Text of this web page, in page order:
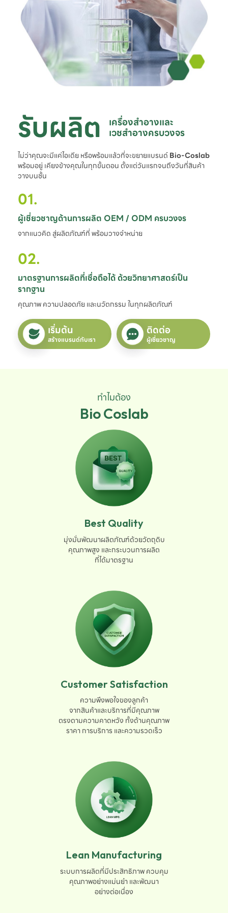
รับผลิต เครื่องสำอางและ
เวชสำอางครบวงจร
ไม่ว่าคุณจะมีแค่ไอเดีย หรือพร้อมแล้วที่จะขยายแบรนด์Bio-Coslab
พร้อมอยู่ เคียงข้างคุณในทุกขั้นตอน ตั้งแต่วันแรกจนถึงวันที่สินค้า
วางบนชั้น
01.
ผู้เชี่ยวชาญด้านการผลิต OEM / ODM ครบวงจร
จากแนวคิด สู่ผลิตภัณฑ์ที่ พร้อมวางจำหน่าย
02.
มาตรฐานการผลิตที่เชื่อถือได้ ด้วยวิทยาศาสตร์เป็น
รากฐาน
คุณภาพ ความปลอดภัย และนวัตกรรม ในทุกผลิตภัณฑ์
เริ่มต้น
สร้างแบรนด์กับเรา
ติดต่อ
ผู้เชี่ยวชาญ
ทำไมต้อง
Bio Coslab
Best Quality
มุ่งมั่นพัฒนาผลิตภัณฑ์ด้วยวัตถุดิบ
คุณภาพสูง และกระบวนการผลิต
ที่ได้มาตรฐาน
Customer Satisfaction
ความพึงพอใจของลูกค้า
จากสินค้าและบริการที่มีคุณภาพ
ตรงตามความคาดหวัง ทั้งด้านคุณภาพ
ราคา การบริการ และความรวดเร็ว
Lean Manufacturing
ระบบการผลิตที่มีประสิทธิภาพ ควบคุม
คุณภาพอย่างแม่นยำ และพัฒนา
อย่างต่อเนื่อง